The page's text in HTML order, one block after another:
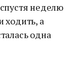
неделю
ходить, а
одна